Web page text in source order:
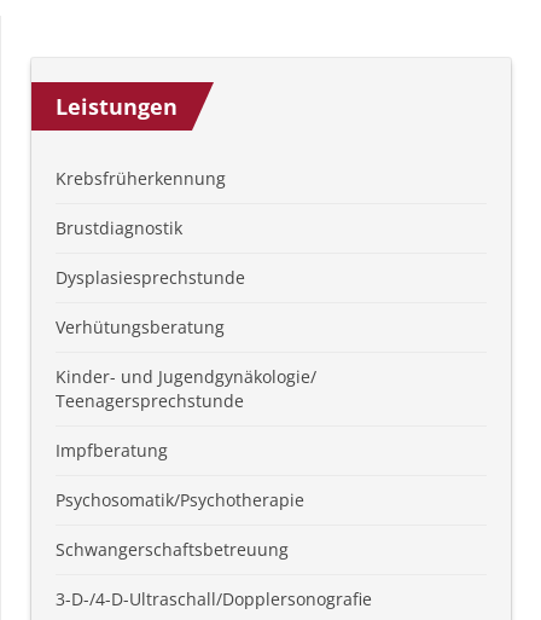
Leistungen
Krebsfrüherkennung
Brustdiagnostik
Dysplasiesprechstunde
Verhütungsberatung
Kinder- und Jugendgynäkologie/
Teenagersprechstunde
Impfberatung
Psychosomatik/Psychotherapie
Schwangerschaftsbetreuung
3-D-/4-D-Ultraschall/Dopplersonografie